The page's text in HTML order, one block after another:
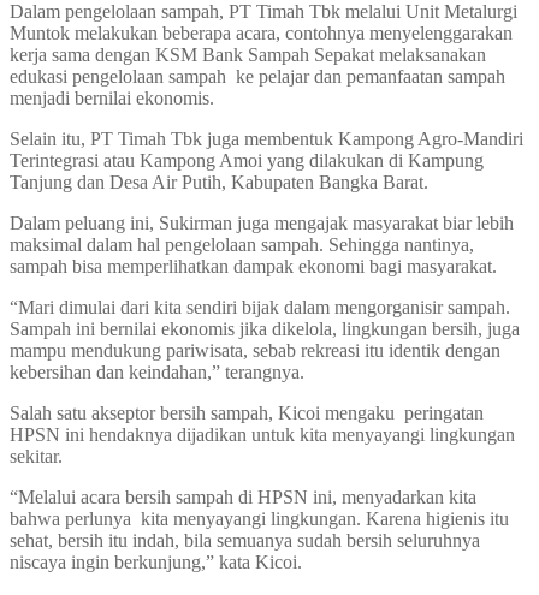
Dalam pengelolaan sampah, PT Timah Tbk melalui Unit Metalurgi
Muntok melakukan beberapa acara, contohnya menyelenggarakan
kerja sama dengan KSM Bank Sampah Sepakat melaksanakan
edukasi pengelolaan sampah ke pelajar dan pemanfaatan sampah
menjadi bernilai ekonomis.
Selain itu, PT Timah Tbk juga membentuk Kampong Agro-Mandiri
Terintegrasi atau Kampong Amoi yang dilakukan di Kampung
Tanjung dan Desa Air Putih, Kabupaten Bangka Barat.
Dalam peluang ini, Sukirman juga mengajak masyarakat biar lebih
maksimal dalam hal pengelolaan sampah. Sehingga nantinya,
sampah bisa memperlihatkan dampak ekonomi bagi masyarakat.
“Mari dimulai dari kita sendiri bijak dalam mengorganisir sampah.
Sampah ini bernilai ekonomis jika dikelola, lingkungan bersih, juga
mampu mendukung pariwisata, sebab rekreasi itu identik dengan
kebersihan dan keindahan,” terangnya.
Salah satu akseptor bersih sampah, Kicoi mengaku peringatan
HPSN ini hendaknya dijadikan untuk kita menyayangi lingkungan
sekitar.
“Melalui acara bersih sampah di HPSN ini, menyadarkan kita
bahwa perlunya kita menyayangi lingkungan. Karena higienis itu
sehat, bersih itu indah, bila semuanya sudah bersih seluruhnya
niscaya ingin berkunjung,” kata Kicoi.